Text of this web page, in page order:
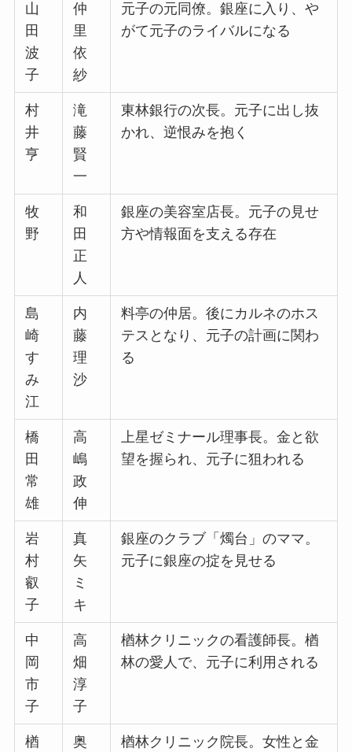
山
田
波
子
仲
里
依
紗
元子の元同僚。銀座に入り、や
がて元子のライバルになる
村
井
亨
滝
藤
賢
一
東林銀行の次長。元子に出し抜
かれ、逆恨みを抱く
牧
野
和
田
正
人
銀座の美容室店長。元子の見せ
方や情報面を支える存在
島
崎
す
み
江
内
藤
理
沙
料亭の仲居。後にカルネのホス
テスとなり、元子の計画に関わ
る
橋
田
常
雄
高
嶋
政
伸
上星ゼミナール理事長。金と欲
望を握られ、元子に狙われる
岩
村
叡
子
真
矢
ミ
キ
銀座のクラブ「燭台」のママ。
元子に銀座の掟を見せる
中
岡
市
子
高
畑
淳
子
楢林クリニックの看護師長。楢
林の愛人で、元子に利用される
楢 奥 楢林クリニック院長。女性と金